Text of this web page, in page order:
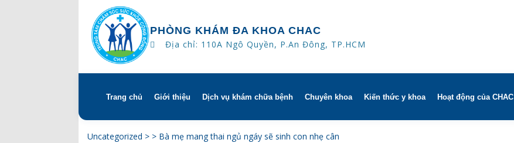
PHÒNG KHÁM ĐA KHOA CHAC
Địa chỉ: 110A Ngô Quyền, P.An Đông, TP.HCM
Skip
Trang chủ Giới thiệu Dịch vụ khám chữa bệnh Chuyên khoa Kiến thức y khoa Hoạt động của CHAC
Uncategorized > > Bà mẹ mang thai ngủ ngáy sẽ sinh con nhẹ cân